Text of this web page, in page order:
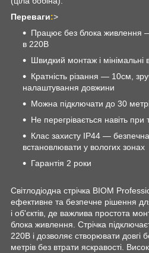
Переваги:>
Працює без блока живлення
в 220В
Швидкий монтаж і мінімальні
Кратність різання — 10см,
налаштування довжини
Можна підключати до 30
Не перегрівається навіть
Клас захисту IP44 —
встановлювати у вологих зонах
Гарантія 2 роки
Світлодіодна стрічка BIOM
ефективне та безпечне рішення
і об'єктів, де важлива простота
блока живлення. Стрічка
220В і дозволяє створювати довгі
метрів без втрати яскравості.